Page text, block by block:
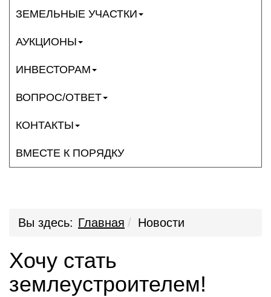
ЗЕМЕЛЬНЫЕ УЧАСТКИ
АУКЦИОНЫ
ИНВЕСТОРАМ
ВОПРОС/ОТВЕТ
КОНТАКТЫ
ВМЕСТЕ К ПОРЯДКУ
Вы здесь: Главная Новости
Хочу стать
землеустроителем!